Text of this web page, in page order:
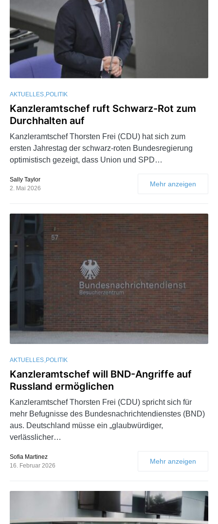
AKTUELLES POLITIK
Kanzleramtschef ruft Schwarz-Rot zum
Durchhalten auf
Kanzleramtschef Thorsten Frei (CDU) hat sich zum
ersten Jahrestag der schwarz-roten Bundesregierung
optimistisch gezeigt, dass Union und SPD…
Sally Taylor
2. Mai 2026
Mehr anzeigen
AKTUELLES POLITIK
Kanzleramtschef will BND-Angriffe auf
Russland ermöglichen
Kanzleramtschef Thorsten Frei (CDU) spricht sich für
mehr Befugnisse des Bundesnachrichtendienstes (BND)
aus. Deutschland müsse ein „glaubwürdiger,
verlässlicher…
Sofia Martinez
16. Februar 2026
Mehr anzeigen